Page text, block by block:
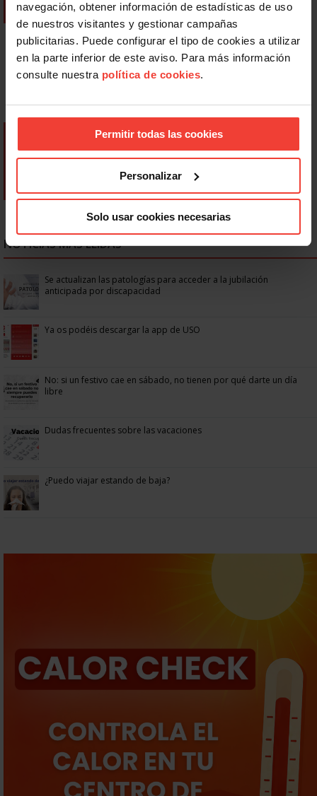
navegación, obtener información de estadísticas de uso
de nuestros visitantes y gestionar campañas
publicitarias. Puede configurar el tipo de cookies a utilizar
en la parte inferior de este aviso. Para más información
consulte nuestra política de cookies.
Permitir todas las cookies
Personalizar
Solo usar cookies necesarias
NOTICIAS MÁS LEÍDAS
Se actualizan las patologías para acceder a la jubilación
anticipada por discapacidad
Ya os podéis descargar la app de USO
No: si un festivo cae en sábado, no tienen por qué darte un día
libre
Dudas frecuentes sobre las vacaciones
¿Puedo viajar estando de baja?